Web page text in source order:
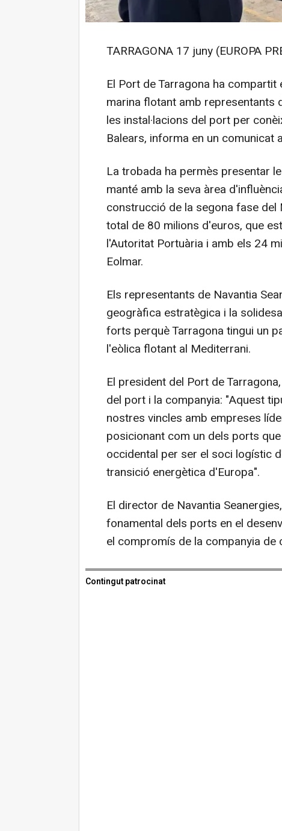
TARRAGONA 17 juny (EUROPA
El Port de Tarragona ha
marina flotant amb representants
les instal·lacions del port per
Balears, informa en un comunicat
La trobada ha permès presentar
manté amb la seva àrea
construcció de la segona fase del
total de 80 milions d'euros, que
l'Autoritat Portuària i amb els 24
Eolmar.
Els representants de Navantia
geogràfica estratègica i la
forts perquè Tarragona tingui un
l'eòlica flotant al Mediterrani.
El president del Port de
del port i la companyia: "Aquest
nostres vincles amb empreses
posicionant com un dels ports
occidental per ser el soci logístic
transició energètica d'Europa".
El director de Navantia
fonamental dels ports en el
el compromís de la companyia de
Contingut patrocinat